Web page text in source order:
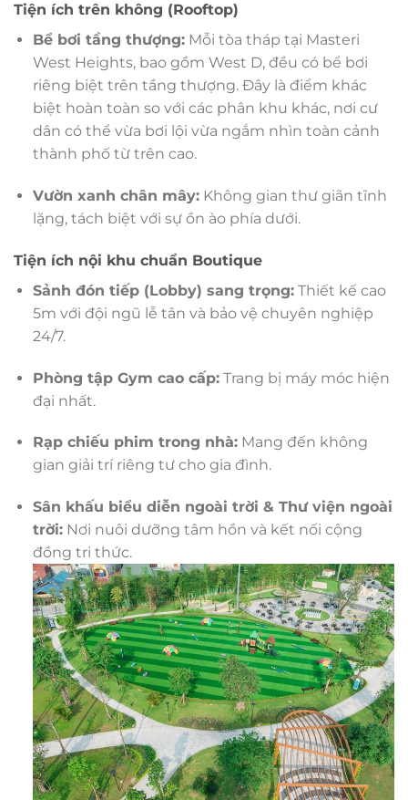
Tiện ích trên không (Rooftop)
Bể bơi tầng thượng:Mỗi tòa tháp tại Masteri
West Heights, bao gồm West D, đều có bể bơi
riêng biệt trên tầng thượng. Đây là điểm khác
biệt hoàn toàn so với các phân khu khác, nơi cư
dân có thể vừa bơi lội vừa ngắm nhìn toàn cảnh
thành phố từ trên cao.
Vườn xanh chân mây:Không gian thư giãn tĩnh
lặng, tách biệt với sự ồn ào phía dưới.
Tiện ích nội khu chuẩn Boutique
Sảnh đón tiếp (Lobby) sang trọng:Thiết kế cao
5m với đội ngũ lễ tân và bảo vệ chuyên nghiệp
24/7.
Phòng tập Gym cao cấp:Trang bị máy móc hiện
đại nhất.
Rạp chiếu phim trong nhà:Mang đến không
gian giải trí riêng tư cho gia đình.
Sân khấu biểu diễn ngoài trời & Thư viện ngoài
trời:Nơi nuôi dưỡng tâm hồn và kết nối cộng
đồng tri thức.